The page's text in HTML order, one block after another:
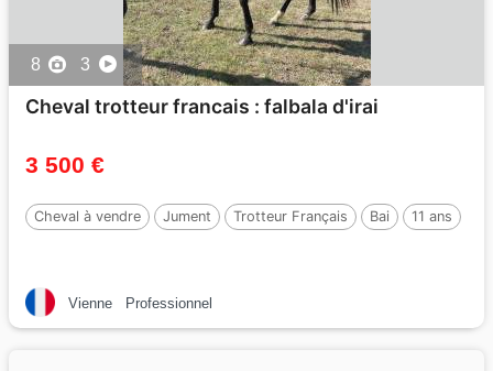
8 3
Cheval trotteur francais : falbala d'irai
3 500 €
Cheval à vendre Jument Trotteur Français Bai 11 ans
Vienne Professionnel